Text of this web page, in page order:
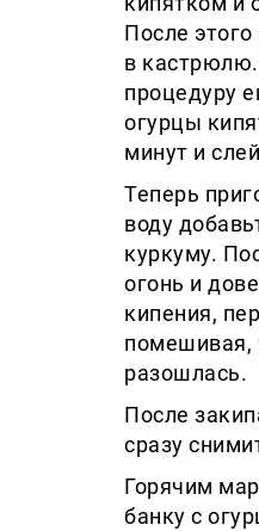
После
в
процедуру
огурцы
минут и
Теперь
воду
куркуму.
огонь и
кипения,
помешивая,
разошлась.
После
сразу
Горячим
банку с